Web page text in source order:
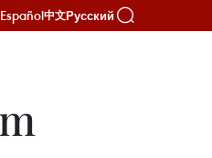
Español中文Русский